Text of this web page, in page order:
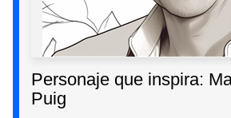
Personaje que inspira:
Puig